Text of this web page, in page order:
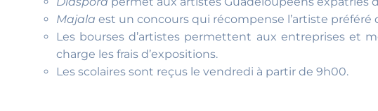
Majala est un concours qui récompense l’artiste préféré
Les bourses d’artistes permettent aux entreprises et
charge les frais d’expositions.
Les scolaires sont reçus le vendredi à partir de 9h00.